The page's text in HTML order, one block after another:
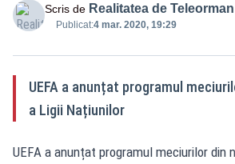
Scris de Realitatea de Teleorman
Publicat:4 mar. 2020, 19:29
UEFA a anunțat programul
a Ligii Națiunilor
UEFA a anunțat programul meciurilor din